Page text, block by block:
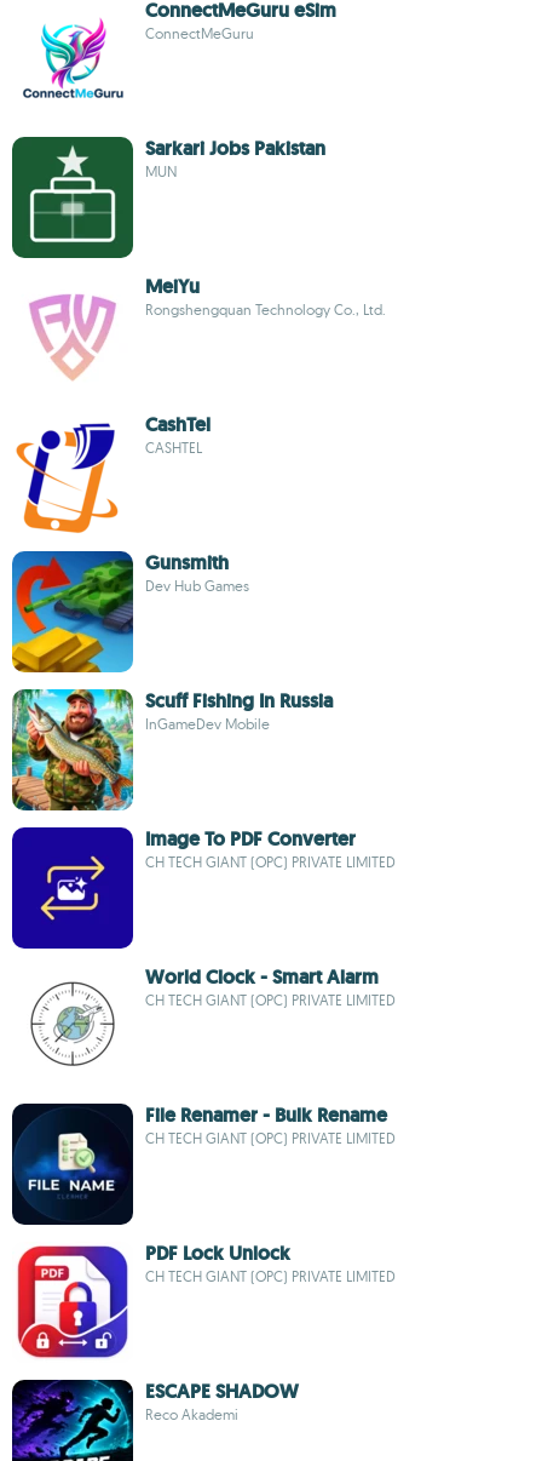
ConnectMeGuru eSim
ConnectMeGuru
Sarkari Jobs Pakistan
MUN
MeiYu
Rongshengquan Technology Co., Ltd.
CashTel
CASHTEL
Gunsmith
Dev Hub Games
Scuff Fishing In Russia
InGameDev Mobile
Image To PDF Converter
CH TECH GIANT (OPC) PRIVATE LIMITED
World Clock - Smart Alarm
CH TECH GIANT (OPC) PRIVATE LIMITED
File Renamer - Bulk Rename
CH TECH GIANT (OPC) PRIVATE LIMITED
PDF Lock Unlock
CH TECH GIANT (OPC) PRIVATE LIMITED
ESCAPE SHADOW
Reco Akademi